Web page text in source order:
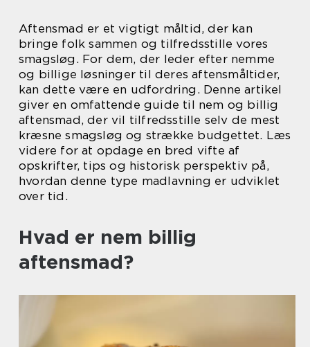
Aftensmad er et vigtigt måltid, der kan
bringe folk sammen og tilfredsstille vores
smagsløg. For dem, der leder efter nemme
og billige løsninger til deres aftensmåltider,
kan dette være en udfordring. Denne artikel
giver en omfattende guide til nem og billig
aftensmad, der vil tilfredsstille selv de mest
kræsne smagsløg og strække budgettet. Læs
videre for at opdage en bred vifte af
opskrifter, tips og historisk perspektiv på,
hvordan denne type madlavning er udviklet
over tid.
Hvad er nem billig
aftensmad?